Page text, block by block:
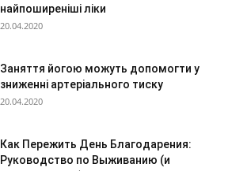
найпоширеніші ліки
20.04.2020
Заняття йогою можуть допомогти у
зниженні артеріального тиску
20.04.2020
Как Пережить День Благодарения:
Руководство по Выживанию (и